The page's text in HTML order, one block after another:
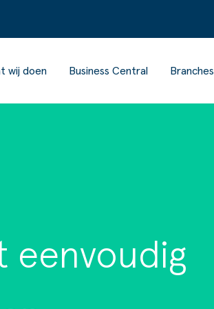
wij doen Business Central Branches
eenvoudig